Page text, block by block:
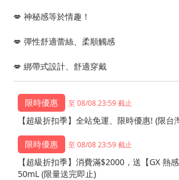
💋 神秘感等於情趣！
💋 彈性舒適蕾絲、柔順觸感
💋 綁帶式設計、舒適穿戴
至 08/08 23:59 截止
【超級折扣季】全站免運、限時優惠! (限台
至 08/08 23:59 截止
【超級折扣季】消費滿$2000，送【GX 熱
50mL (限量送完即止)